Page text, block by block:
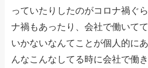
っていたりしたのがコロナ禍ぐ
ナ禍もあったり、会社で働いて
いかないなんてことが個人的に
んなこんなしてる時に会社で働